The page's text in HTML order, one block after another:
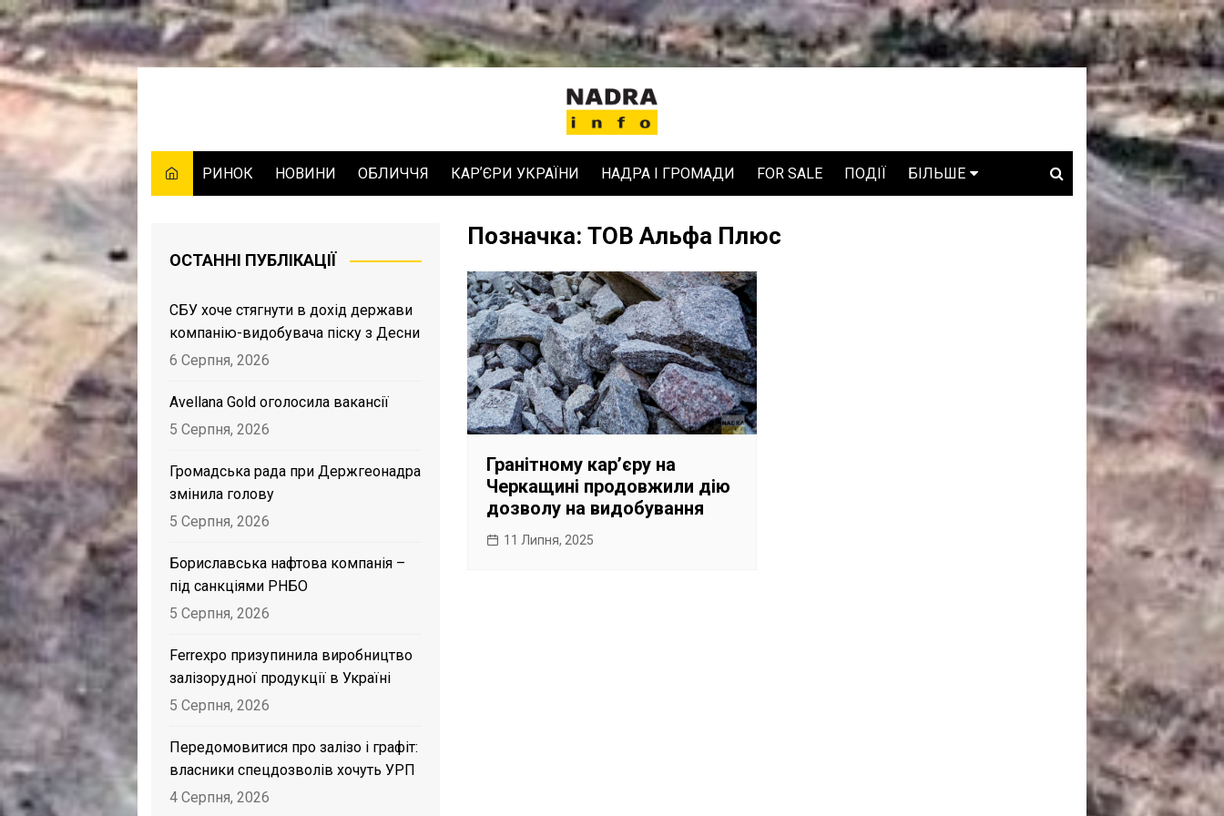
Skip
to
РИНОК НОВИНИ ОБЛИЧЧЯ КАРʼЄРИ УКРАЇНИ НАДРА І ГРОМАДИ FOR SALE ПОДІЇ БІЛЬШЕ
Позначка:ТОВ Альфа Плюс
Гранітному карʼєру на
Черкащині продовжили дію
дозволу на видобування
11 Липня, 2025
ОСТАННІ ПУБЛІКАЦІЇ
СБУ хоче стягнути в дохід держави
компанію-видобувача піску з Десни
6 Серпня, 2026
Avellana Gold оголосила вакансії
5 Серпня, 2026
Громадська рада при Держгеонадра
змінила голову
5 Серпня, 2026
Бориславська нафтова компанія –
під санкціями РНБО
5 Серпня, 2026
Ferrexpo призупинила виробництво
залізорудної продукції в Україні
5 Серпня, 2026
Передомовитися про залізо і графіт:
власники спецдозволів хочуть УРП
4 Серпня, 2026